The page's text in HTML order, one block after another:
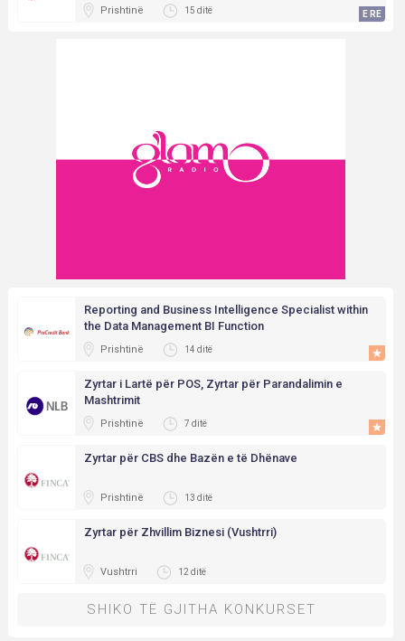
Prishtinë 15 ditë E RE
Reporting and Business Intelligence Specialist within
the Data Management BI Function
Prishtinë 14 ditë
Zyrtar i Lartë për POS, Zyrtar për Parandalimin e
Mashtrimit
Prishtinë 7 ditë
Zyrtar për CBS dhe Bazën e të Dhënave
Prishtinë 13 ditë
Zyrtar për Zhvillim Biznesi (Vushtrri)
Vushtrri 12 ditë
SHIKO TË GJITHA KONKURSET